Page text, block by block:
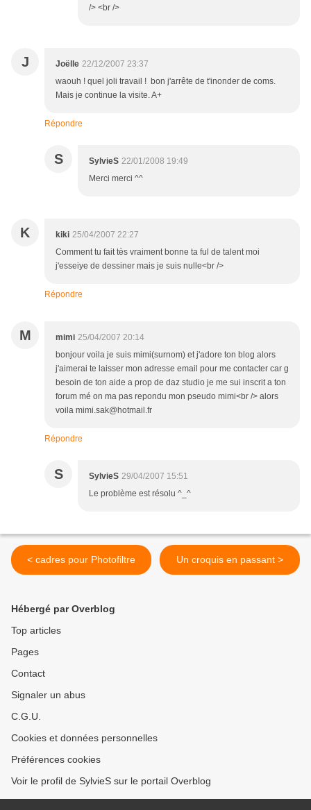
/> <br />
J Joëlle 22/12/2007 23:37
waouh ! quel joli travail ! bon j'arrête de t'inonder de coms.
Mais je continue la visite. A+
Répondre
S SylvieS 22/01/2008 19:49
Merci merci ^^
K kiki 25/04/2007 22:27
Comment tu fait tès vraiment bonne ta ful de talent moi
j'esseiye de dessiner mais je suis nulle<br />
Répondre
M mimi 25/04/2007 20:14
bonjour voila je suis mimi(surnom) et j'adore ton blog alors
j'aimerai te laisser mon adresse email pour me contacter car g
besoin de ton aide a prop de daz studio je me sui inscrit a ton
forum mé on ma pas repondu mon pseudo mimi<br /> alors
voila mimi.sak@hotmail.fr
Répondre
S SylvieS 29/04/2007 15:51
Le problème est résolu ^_^
< cadres pour Photofiltre Un croquis en passant >
Hébergé par Overblog
Top articles
Pages
Contact
Signaler un abus
C.G.U.
Cookies et données personnelles
Préférences cookies
Voir le profil de SylvieS sur le portail Overblog